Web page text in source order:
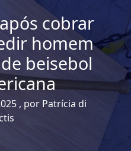
cobrar
homem
beisebol
, por Patrícia di